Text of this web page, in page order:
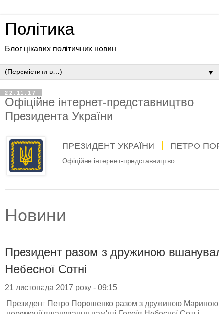
Політика
Блог цікавих політичних новин
▼
22.11.17
Офіційне інтернет-представництво
Президента України
ПРЕЗИДЕНТ УКРАЇНИ ПЕТРО
Офіційне інтернет-представництво
Новини
Президент разом з дружиною
Небесної Сотні
21 листопада 2017 року - 09:15
Президент Петро Порошенко разом з дружиною Мариною